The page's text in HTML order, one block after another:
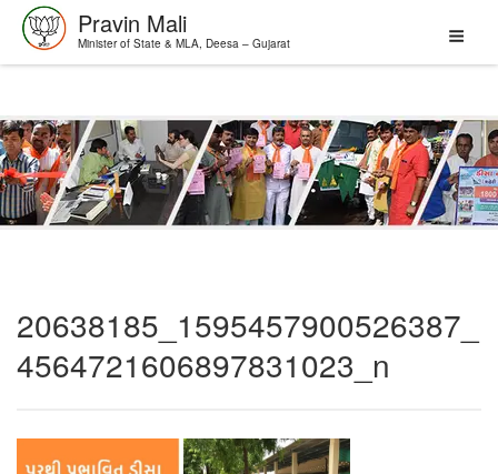
Skip
to
content
Pravin Mali
Minister of State & MLA, Deesa – Gujarat
20638185_1595457900526387_
4564721606897831023_n